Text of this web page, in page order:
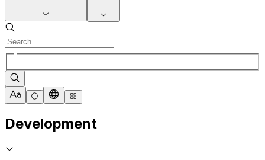
Development